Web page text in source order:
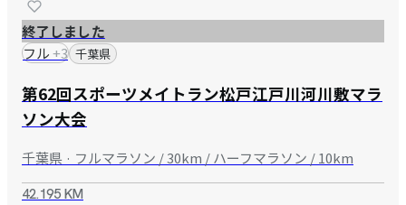
終了しました
フル+3 千葉県
第62回スポーツメイトラン松戸江戸川河川敷マラ
ソン大会
千葉県 · フルマラソン / 30km / ハーフマラソン / 10km
42.195 KM